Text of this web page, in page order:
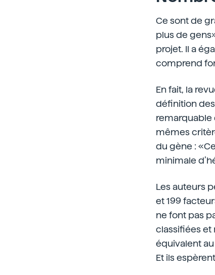
Ce sont de
plus de
projet. Il a
comprend
En fait, la
définition
remarquable
mêmes
du gène :
minimale
Les auteurs
et 199
ne font pas
classifiées et
équivalent
Et ils